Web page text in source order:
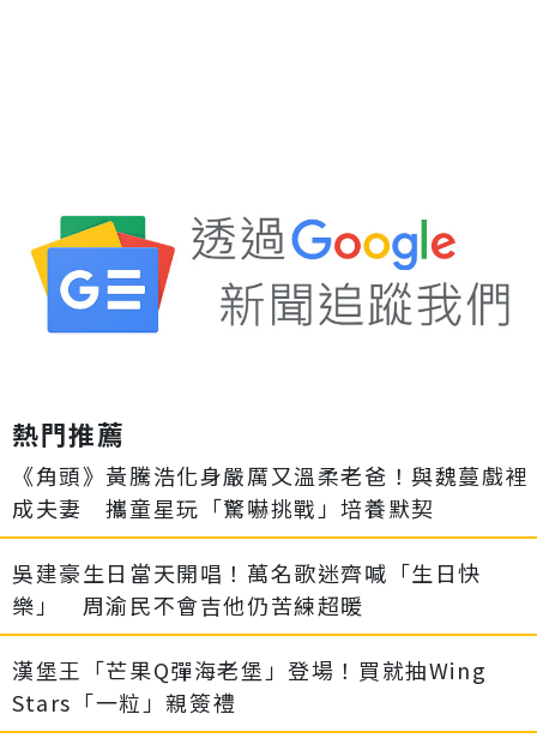
熱門推薦
《角頭》黃騰浩化身嚴厲又溫柔老爸！與魏蔓戲裡
成夫妻 攜童星玩「驚嚇挑戰」培養默契
吳建豪生日當天開唱！萬名歌迷齊喊「生日快
樂」 周渝民不會吉他仍苦練超暖
漢堡王「芒果Q彈海老堡」登場！買就抽Wing
Stars「一粒」親簽禮